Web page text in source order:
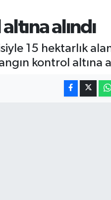
alındı
15 hektarlık
kontrol altına